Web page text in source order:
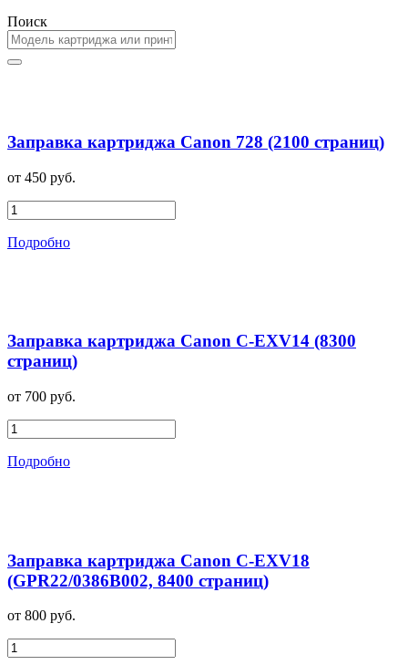
Поиск
Заправка картриджа Canon 728 (2100 страниц)
от 450 руб.
Подробно
Заправка картриджа Canon C-EXV14 (8300
страниц)
от 700 руб.
Подробно
Заправка картриджа Canon C-EXV18
(GPR22/0386B002, 8400 страниц)
от 800 руб.